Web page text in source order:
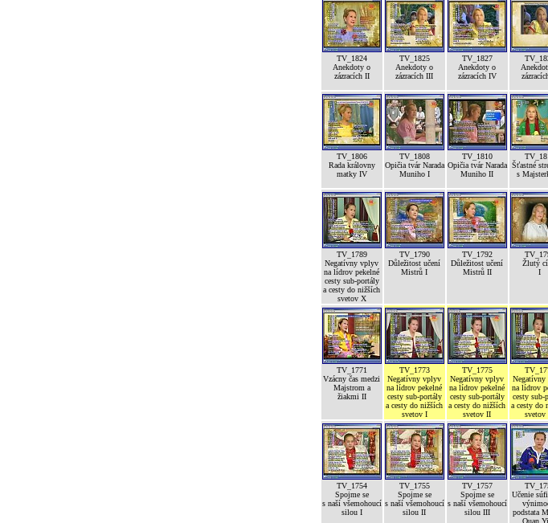
TV_1824
Anekdoty o
zázracích II
TV_1825
Anekdoty o
zázracích III
TV_1827
Anekdoty o
zázracích IV
TV_1806
Rada královny
matky IV
TV_1808
Opičia tvár Narada
Muniho I
TV_1810
Opičia tvár Narada
Muniho II
Šťastné
s
TV_1789
Negatívny vplyv
na lídrov pekelné
cesty sub-portály
a cesty do nižších
svetov X
TV_1790
Důležitost učení
Mistrů I
TV_1792
Důležitost učení
Mistrů II
Žlutý
I
TV_1771
Vzácny čas medzi
Majstrom a
žiakmi II
TV_1773
Negatívny vplyv
na lídrov pekelné
cesty sub-portály
a cesty do nižších
svetov I
TV_1775
Negatívny vplyv
na lídrov pekelné
cesty sub-portály
a cesty do nižších
svetov II
na lídrov
cesty sub-
a cesty do
svetov
TV_1754
Spojme se
s naší všemohoucí
silou I
TV_1755
Spojme se
s naší všemohoucí
silou II
TV_1757
Spojme se
s naší všemohoucí
silou III
Učenie
podstata
Quan